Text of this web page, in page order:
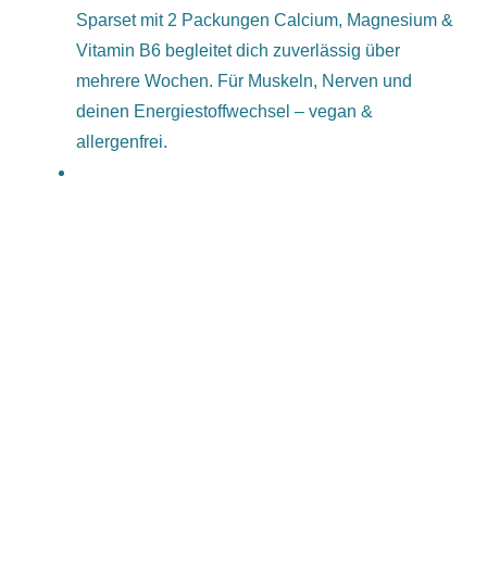
war:
€79,98
ist:
€69,99.
Sparset mit 2 Packungen Calcium, Magnesium &
Vitamin B6 begleitet dich zuverlässig über
mehrere Wochen. Für Muskeln, Nerven und
deinen Energiestoffwechsel – vegan &
allergenfrei.